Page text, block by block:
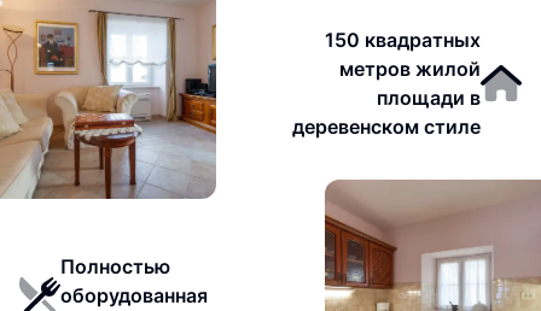
150 квадратных
метров жилой
площади в
деревенском стиле
Полностью
оборудованная